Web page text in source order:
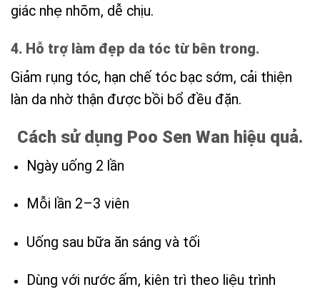
giác nhẹ nhõm, dễ chịu.
4. Hỗ trợ làm đẹp da tóc từ bên trong.
Giảm rụng tóc, hạn chế tóc bạc sớm, cải thiện
làn da nhờ thận được bồi bổ đều đặn.
Cách sử dụng Poo Sen Wan hiệu quả.
Ngày uống 2 lần
Mỗi lần 2–3 viên
Uống sau bữa ăn sáng và tối
Dùng với nước ấm, kiên trì theo liệu trình